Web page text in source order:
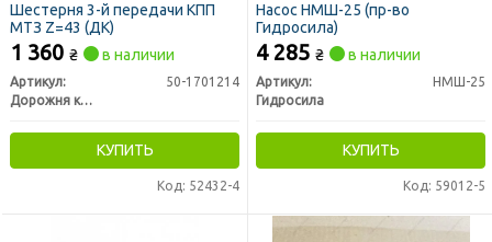
Шестерня 3-й передачи КПП
МТЗ Z=43 (ДК)
1 360 ₴ в наличии
Артикул:
50-1701214
Дорожня карта
КУПИТЬ
Код: 52432-4
Насос НМШ-25 (пр-во
Гидросила)
4 285 ₴ в наличии
Артикул:
НМШ-25
Гидросила
КУПИТЬ
Код: 59012-5